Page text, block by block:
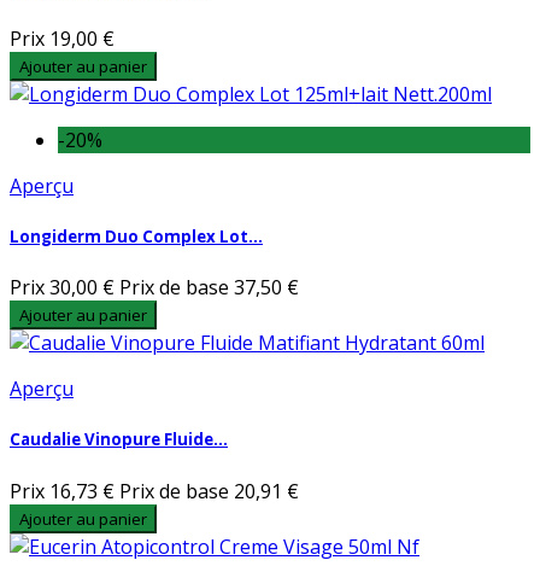
Prix 19,00 €
Ajouter au panier
-20%
Aperçu
Longiderm Duo Complex Lot...
Prix30,00 € Prix de base 37,50 €
Ajouter au panier
Aperçu
Caudalie Vinopure Fluide...
Prix 16,73 € Prix de base 20,91 €
Ajouter au panier